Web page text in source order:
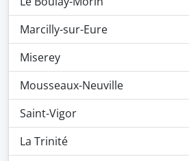
Marcilly-sur-Eure
Miserey
Mousseaux-Neuville
Saint-Vigor
La Trinité